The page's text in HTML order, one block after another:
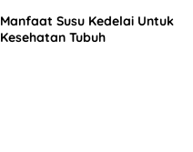
Manfaat Susu Kedelai Untuk
Kesehatan Tubuh